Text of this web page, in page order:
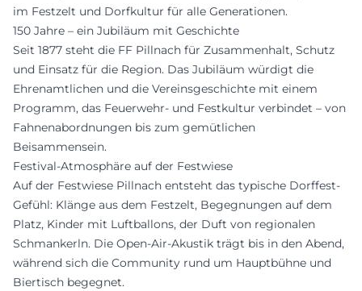
im Festzelt und Dorfkultur für alle Generationen.
150 Jahre – ein Jubiläum mit Geschichte
Seit 1877 steht die FF Pillnach für Zusammenhalt, Schutz
und Einsatz für die Region. Das Jubiläum würdigt die
Ehrenamtlichen und die Vereinsgeschichte mit einem
Programm, das Feuerwehr- und Festkultur verbindet – von
Fahnenabordnungen bis zum gemütlichen
Beisammensein.
Festival-Atmosphäre auf der Festwiese
Auf der Festwiese Pillnach entsteht das typische Dorffest-
Gefühl: Klänge aus dem Festzelt, Begegnungen auf dem
Platz, Kinder mit Luftballons, der Duft von regionalen
Schmankerln. Die Open-Air-Akustik trägt bis in den Abend,
während sich die Community rund um Hauptbühne und
Biertisch begegnet.